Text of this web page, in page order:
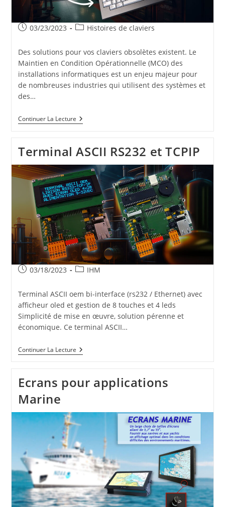
Publication
03/23/2023
PostHistoires de claviers
Des solutions pour vos claviers obsolètes existent. Le
Maintien en Condition Opérationnelle (MCO) des
installations informatiques est un enjeu majeur pour
de nombreuses industries qui utilisent des systèmes et
des…
Continuer La LectureDes
Solutions
Claviers
Obsolètes
Terminal ASCII RS232 et TCPIP
Publication
03/18/2023
PostIHM
Terminal ASCII oem bi-interface (rs232 / Ethernet) avec
afficheur oled et gestion de 8 touches et 4 leds
Simplicité de mise en œuvre, solution pérenne et
économique. Ce terminal ASCII…
Continuer La LectureTerminal
ASCII
TCPIP
Ecrans pour applications
Marine